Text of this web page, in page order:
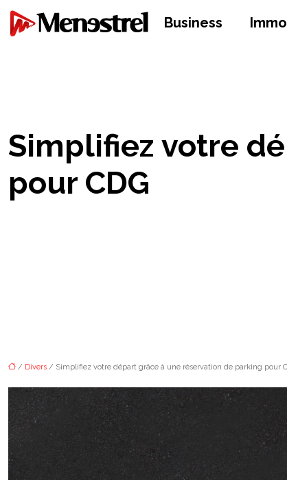
Business
Simplifiez votre
pour CDG
/ Divers / Simplifiez votre départ grâce à une réservation de parking pour